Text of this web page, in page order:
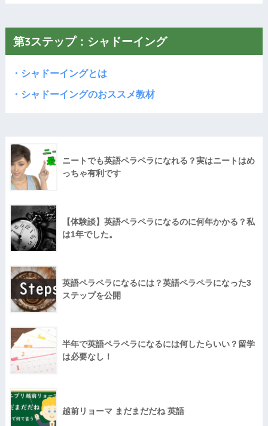
第3ステップ：シャドーイング
・シャドーイングとは
・シャドーイングのおススメ教材
ニートでも英語ペラペラになれる？実はニートはめ
っちゃ有利です
【体験談】英語ペラペラになるのに何年かかる？私
は1年でした。
英語ペラペラになるには？英語ペラペラになった3
ステップを公開
半年で英語ペラペラになるには何したらいい？留学
は必要なし！
越前リョーマ まだまだだね 英語